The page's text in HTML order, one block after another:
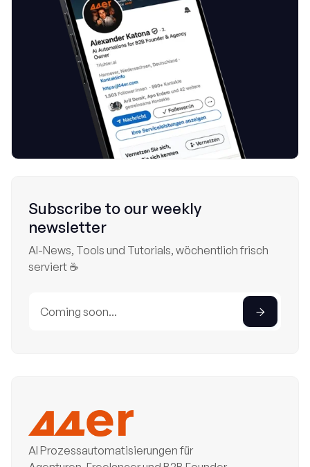
Subscribe to our weekly
newsletter
AI-News, Tools und Tutorials, wöchentlich frisch
serviert ☕
AI Prozessautomatisierungen für